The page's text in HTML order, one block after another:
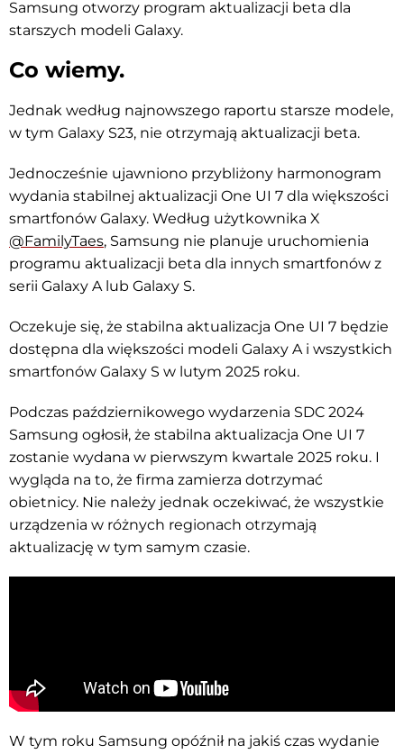
Samsung otworzy program aktualizacji beta dla
starszych modeli Galaxy.
Co wiemy.
Jednak według najnowszego raportu starsze modele,
w tym Galaxy S23, nie otrzymają aktualizacji beta.
Jednocześnie ujawniono przybliżony harmonogram
wydania stabilnej aktualizacji One UI 7 dla większości
smartfonów Galaxy. Według użytkownika X
@FamilyTaes, Samsung nie planuje uruchomienia
programu aktualizacji beta dla innych smartfonów z
serii Galaxy A lub Galaxy S.
Oczekuje się, że stabilna aktualizacja One UI 7 będzie
dostępna dla większości modeli Galaxy A i wszystkich
smartfonów Galaxy S w lutym 2025 roku.
Podczas październikowego wydarzenia SDC 2024
Samsung ogłosił, że stabilna aktualizacja One UI 7
zostanie wydana w pierwszym kwartale 2025 roku. I
wygląda na to, że firma zamierza dotrzymać
obietnicy. Nie należy jednak oczekiwać, że wszystkie
urządzenia w różnych regionach otrzymają
aktualizację w tym samym czasie.
W tym roku Samsung opóźnił na jakiś czas wydanie